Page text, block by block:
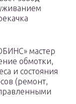
мастер
обмотки,
и состояния
(ремонт,